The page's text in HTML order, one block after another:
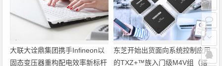
大联大诠鼎集团携手Infineon以
固态变压器重构配电效率新标杆
东芝开始出货面向系统控制应用
的TXZ+™族入门级M4V组（搭